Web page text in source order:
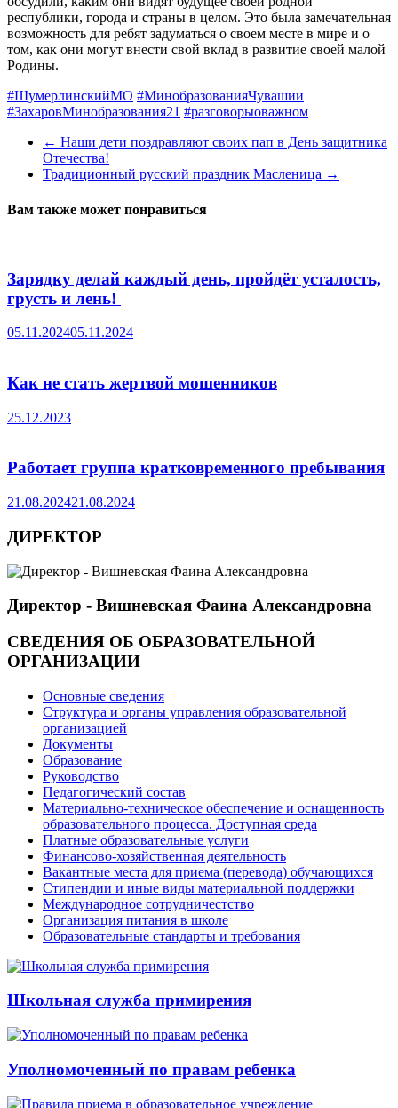
республики, города и страны в целом. Это была замечательная
возможность для ребят задуматься о своем месте в мире и о
том, как они могут внести свой вклад в развитие своей малой
Родины.
#ШумерлинскийМО #МинобразованияЧувашии
#ЗахаровМинобразования21 #разговорыоважном
← Наши дети поздравляют своих пап в День защитника
Отечества!
Традиционный русский праздник Масленица →
Вам также может понравиться
Зарядку делай каждый день, пройдёт усталость,
грусть и лень!
05.11.202405.11.2024
Как не стать жертвой мошенников
25.12.2023
Работает группа кратковременного пребывания
21.08.202421.08.2024
ДИРЕКТОР
Директор - Вишневская Фаина Александровна
СВЕДЕНИЯ ОБ ОБРАЗОВАТЕЛЬНОЙ
ОРГАНИЗАЦИИ
Основные сведения
Структура и органы управления образовательной
организацией
Документы
Образование
Руководство
Педагогический состав
Материально-техническое обеспечение и оснащенность
образовательного процесса. Доступная среда
Платные образовательные услуги
Финансово-хозяйственная деятельность
Вакантные места для приема (перевода) обучающихся
Стипендии и иные виды материальной поддержки
Международное сотрудничестство
Организация питания в школе
Образовательные стандарты и требования
Школьная служба примирения
Уполномоченный по правам ребенка